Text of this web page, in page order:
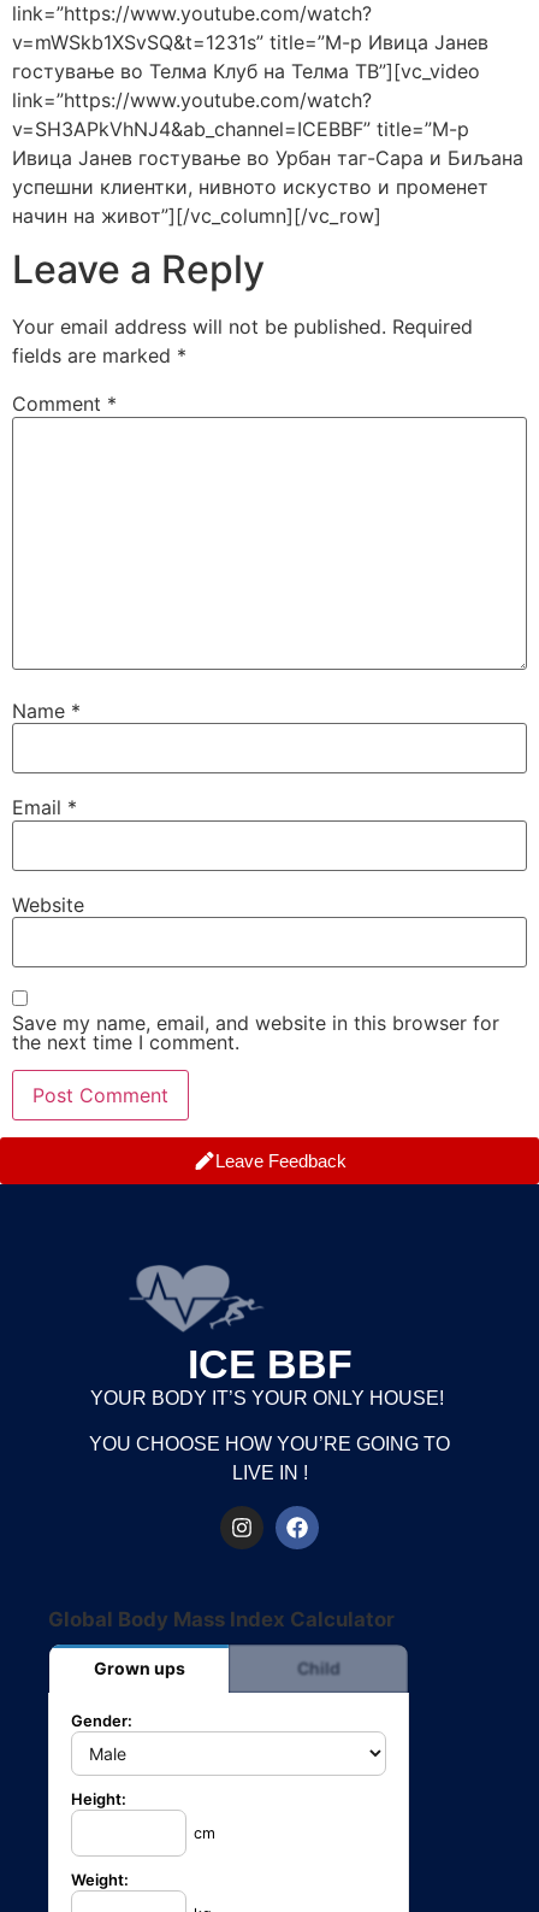
link=”https://www.youtube.com/watch?
v=mWSkb1XSvSQ&t=1231s” title=”М-р Ивица Јанев
гостување во Телма Клуб на Телма ТВ”][vc_video
link=”https://www.youtube.com/watch?
v=SH3APkVhNJ4&ab_channel=ICEBBF” title=”М-р
Ивица Јанев гостување во Урбан таг-Сара и Биљана
успешни клиентки, нивното искуство и променет
начин на живот”][/vc_column][/vc_row]
Leave a Reply
Your email address will not be published. Required
fields are marked *
Comment *
Name *
Email *
Website
Save my name, email, and website in this browser for
the next time I comment.
Leave Feedback
ICE BBF
YOUR BODY IT’S YOUR ONLY HOUSE!
YOU CHOOSE HOW YOU’RE GOING TO
LIVE IN !
Global Body Mass Index Calculator
Grown ups Child
Gender:
Height:
cm
Weight: